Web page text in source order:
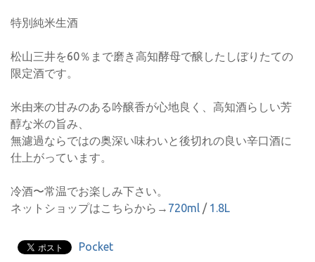
特別純米生酒
松山三井を60％まで磨き高知酵母で醸したしぼりたての
限定酒です。
米由来の甘みのある吟醸香が心地良く、高知酒らしい芳
醇な米の旨み、
無濾過ならではの奥深い味わいと後切れの良い辛口酒に
仕上がっています。
冷酒〜常温でお楽しみ下さい。
ネットショップはこちらから→ 720ml / 1.8L
Pocket